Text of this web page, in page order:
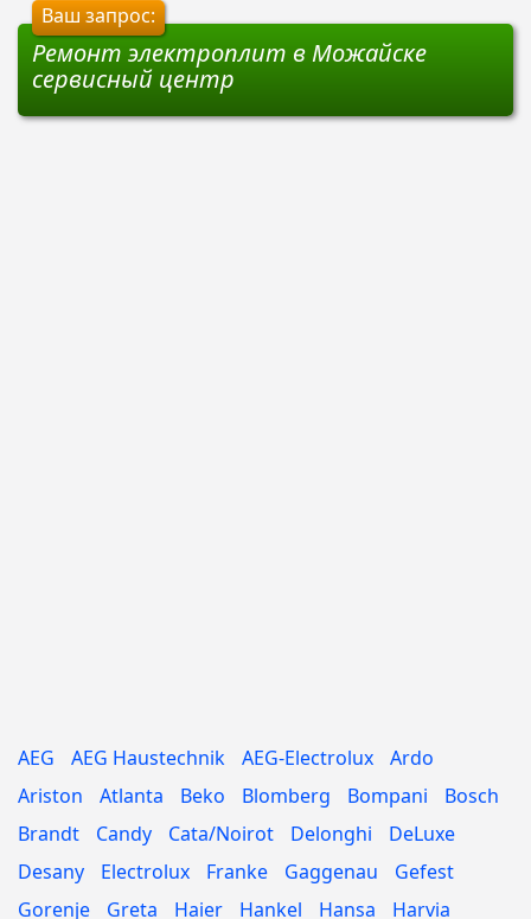
Ваш запрос:
Ремонт электроплит в Можайске
сервисный центр
AEG AEG Haustechnik AEG-Electrolux
Ardo
Ariston
Atlanta Beko Blomberg Bompani
Bosch
Brandt
Candy Cata/Noirot Delonghi
DeLuxe
Desany
Electrolux Franke Gaggenau
Gefest
Gorenje
Greta Haier Hankel Hansa
Harvia